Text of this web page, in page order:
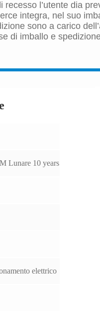
recesso l’utente dia
integra, nel suo
sono a carico
di imballo e
Lunare 10 years
elettrico